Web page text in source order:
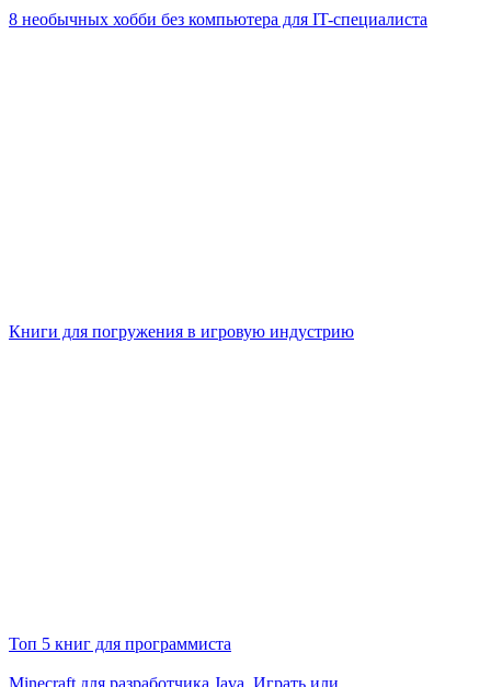
8 необычных хобби без компьютера для IT-специалиста
Книги для погружения в игровую индустрию
Топ 5 книг для программиста
Minecraft для разработчика Java. Играть или